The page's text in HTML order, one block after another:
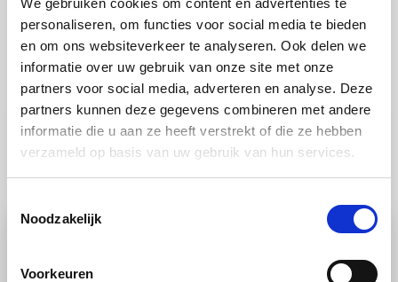
We gebruiken cookies om content en advertenties te
personaliseren, om functies voor social media te bieden
en om ons websiteverkeer te analyseren. Ook delen we
informatie over uw gebruik van onze site met onze
partners voor social media, adverteren en analyse. Deze
partners kunnen deze gegevens combineren met andere
informatie die u aan ze heeft verstrekt of die ze hebben
verzameld op basis van uw gebruik van hun services.
Noodzakelijk
Voorkeuren
limoenmayonaise tussen.
Ook lekker